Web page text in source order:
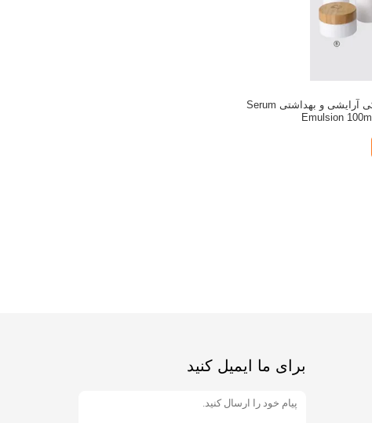
بطری پلاستیکی آرایشی و بهداشتی Serum
Emulsion 100ml
برای ما ایمیل کنید